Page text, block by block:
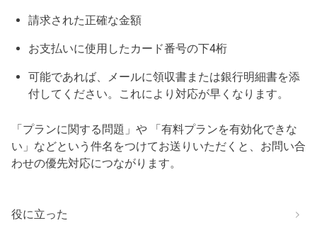
請求された正確な金額
お支払いに使用したカード番号の下4桁
可能であれば、メールに領収書または銀行明細書を添
付してください。これにより対応が早くなります。
「プランに関する問題」や 「有料プランを有効化できな
い」などという件名をつけてお送りいただくと、お問い合
わせの優先対応につながります。
役に立った